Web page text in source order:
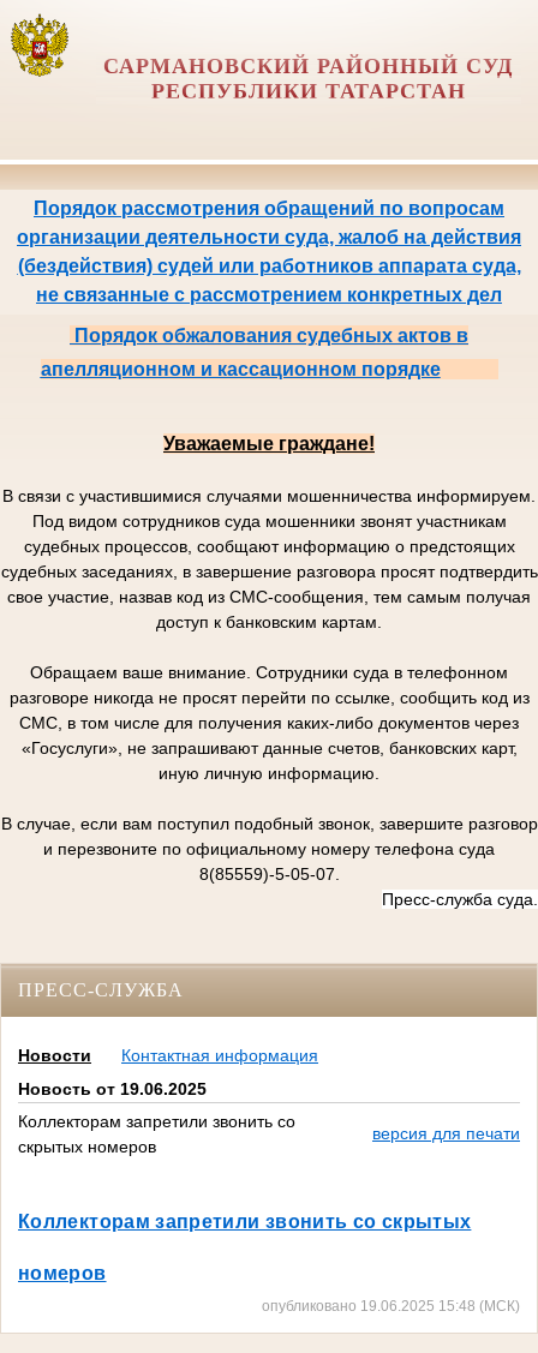
САРМАНОВСКИЙ РАЙОННЫЙ СУД
РЕСПУБЛИКИ ТАТАРСТАН
Порядок рассмотрения обращений по вопросам
организации деятельности суда, жалоб на действия
(бездействия) судей или работников аппарата суда,
не связанные с рассмотрением конкретных дел
Порядок обжалования судебных актов в
апелляционном и кассационном порядке
Уважаемые граждане!
В связи с участившимися случаями мошенничества информируем.
Под видом сотрудников суда мошенники звонят участникам
судебных процессов, сообщают информацию о предстоящих
судебных заседаниях, в завершение разговора просят подтвердить
свое участие, назвав код из СМС-сообщения, тем самым получая
доступ к банковским картам.
Обращаем ваше внимание. Сотрудники суда в телефонном
разговоре никогда не просят перейти по ссылке, сообщить код из
СМС, в том числе для получения каких-либо документов через
«Госуслуги», не запрашивают данные счетов, банковских карт,
иную личную информацию.
В случае, если вам поступил подобный звонок, завершите разговор
и перезвоните по официальному номеру телефона суда
8(85559)-5-05-07.
Пресс-служба суда.
ПРЕСС-СЛУЖБА
Новости
Контактная информация
Новость от 19.06.2025
Коллекторам запретили звонить со
скрытых номеров
версия для печати
Коллекторам запретили звонить со скрытых
номеров
опубликовано 19.06.2025 15:48 (МСК)